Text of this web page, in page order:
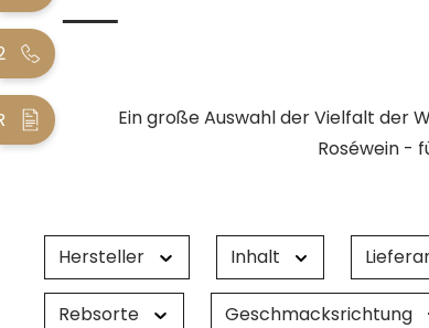
Ein große Auswahl der Vielfalt der
Roséwein -
Hersteller Inhalt
Rebsorte Geschmacksrichtung